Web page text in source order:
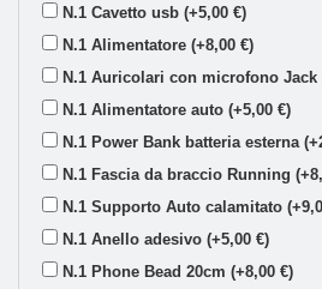
N.1 Cavetto usb (+5,00 €)
N.1 Alimentatore (+8,00 €)
N.1 Auricolari con microfono Jack
N.1 Alimentatore auto (+5,00 €)
N.1 Power Bank batteria esterna
N.1 Fascia da braccio Running
N.1 Supporto Auto calamitato
N.1 Anello adesivo (+5,00 €)
N.1 Phone Bead 20cm (+8,00 €)